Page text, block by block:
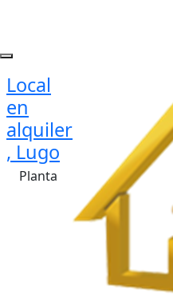
Local
en
alquiler
, Lugo
Planta